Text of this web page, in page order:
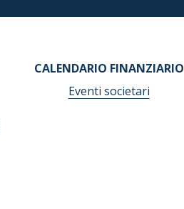
CALENDARIO FINANZIARIO
Eventi societari